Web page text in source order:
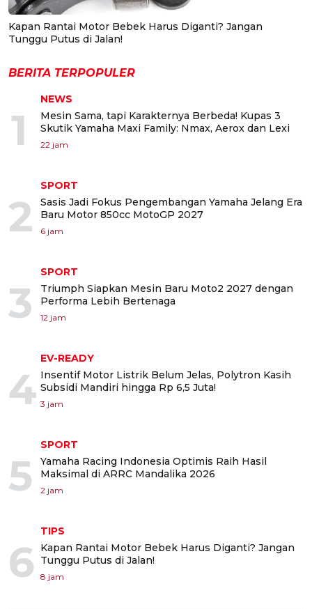
Kapan Rantai Motor Bebek Harus Diganti? Jangan
Tunggu Putus di Jalan!
BERITA TERPOPULER
1
NEWS
Mesin Sama, tapi Karakternya Berbeda! Kupas 3
Skutik Yamaha Maxi Family: Nmax, Aerox dan Lexi
22 jam
2
SPORT
Sasis Jadi Fokus Pengembangan Yamaha Jelang Era
Baru Motor 850cc MotoGP 2027
6 jam
3
SPORT
Triumph Siapkan Mesin Baru Moto2 2027 dengan
Performa Lebih Bertenaga
12 jam
4
EV-READY
Insentif Motor Listrik Belum Jelas, Polytron Kasih
Subsidi Mandiri hingga Rp 6,5 Juta!
3 jam
5
SPORT
Yamaha Racing Indonesia Optimis Raih Hasil
Maksimal di ARRC Mandalika 2026
2 jam
6
TIPS
Kapan Rantai Motor Bebek Harus Diganti? Jangan
Tunggu Putus di Jalan!
8 jam